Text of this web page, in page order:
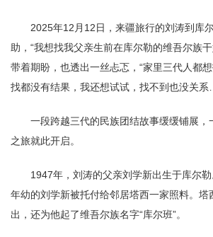
2025年12月12日，来疆旅行的刘涛到库
助，“我想找我父亲生前在库尔勒的维吾尔族
带着期盼，也透出一丝忐忑，“家里三代人都
找都没有结果，我还想试试，找不到也没关
一段跨越三代的民族团结故事缓缓铺展，
之旅就此开启。
1947年，刘涛的父亲刘学新出生于库尔勒
年幼的刘学新被托付给邻居塔西一家照料。塔
出，还为他起了维吾尔族名字“库尔班”。